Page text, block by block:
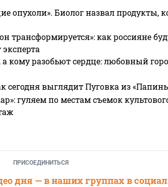
опухоли». Биолог назвал продукты,
трансформируется»: как россияне
кому разобьют сердце: любовный
сегодня выглядит Пуговка из
гуляем по местам съемок
ПРИСОЕДИНИТЬСЯ
дня — в наших группах в